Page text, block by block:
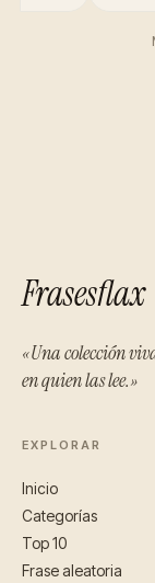
Frasesflax
«Una colección
en quien las lee.»
EXPLORAR
Inicio
Categorías
Top 10
Frase aleatoria